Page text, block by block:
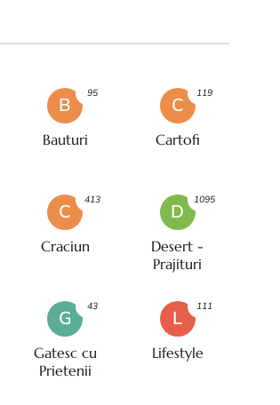
B
Bauturi
95
C
Cartofi
119
C
Craciun
413
D
Desert -
Prajituri
1095
G
Gatesc cu
Prietenii
43
L
Lifestyle
111